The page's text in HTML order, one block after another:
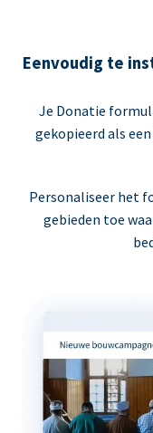
Eenvoudig te
Je Donatie
gekopieerd als
Personaliseer het
gebieden toe